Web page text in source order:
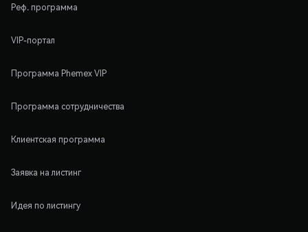
Реф. программа
VIP-портал
Программа Phemex VIP
Программа сотрудничества
Клиентская программа
Заявка на листинг
Идея по листингу